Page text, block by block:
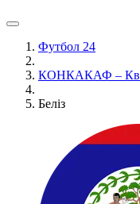
Футбол 24
КОНКАКАФ –
Беліз